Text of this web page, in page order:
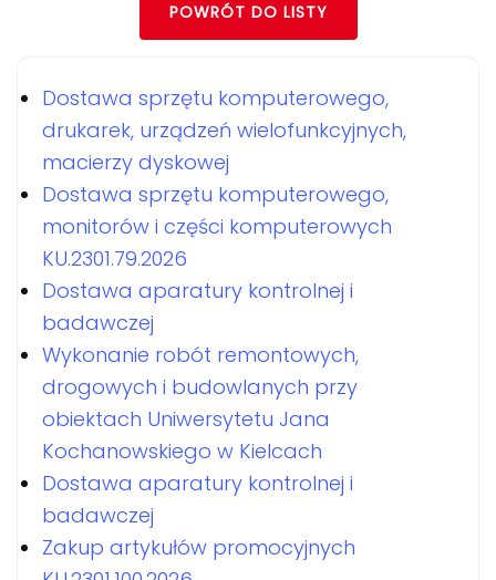
POWRÓT DO LISTY
Dostawa sprzętu komputerowego,
drukarek, urządzeń wielofunkcyjnych,
macierzy dyskowej
Dostawa sprzętu komputerowego,
monitorów i części komputerowych
KU.2301.79.2026
Dostawa aparatury kontrolnej i
badawczej
Wykonanie robót remontowych,
drogowych i budowlanych przy
obiektach Uniwersytetu Jana
Kochanowskiego w Kielcach
Dostawa aparatury kontrolnej i
badawczej
Zakup artykułów promocyjnych